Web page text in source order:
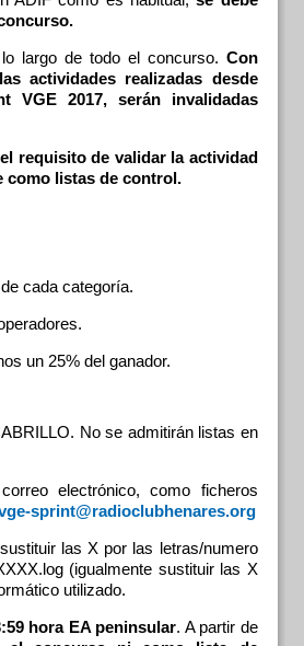
largo de todo el concurso. Con
actividades realizadas desde
VGE 2017, serán invalidadas
requisito de validar la actividad
como listas de control.
cada categoría.
un 25% del ganador.
No se admitirán listas en
electrónico, como ficheros
sprint@radioclubhenares.org
las X por las letras/numero
(igualmente sustituir las X
utilizado.
hora EA peninsular. A partir de